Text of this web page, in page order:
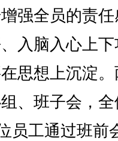
强全员的责
入脑入心上
思想上沉淀
、班子会，
员工通过班前